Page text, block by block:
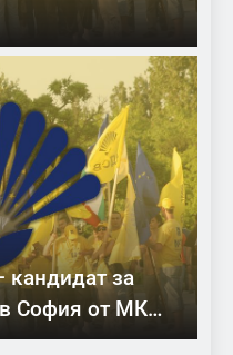
кандидат за
София от МК